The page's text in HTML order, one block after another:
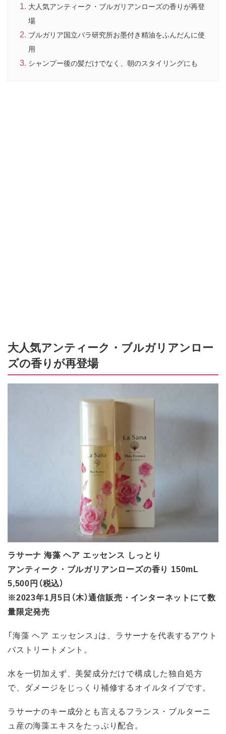
大人気アンティーク・ブルガリアンローズの香りが再登
場
ブルガリア国立バラ研究所お墨付き精油をふんだんに使
用
シャンプー後の髪だけでなく、朝のスタイリングにも
大人気アンティーク・ブルガリアンロー
ズの香りが再登場
ラサーナ 海藻 ヘア エッセンス しっとり
アンティーク・ブルガリアンローズの香り 150mL
5,500円（税込）
※2023年1月5日（木）通信販売・インターネットにて数
量限定発売
「海藻 ヘア エッセンス」は、ラサーナを代表するアウト
バストリートメント。
水を一切加えず、美髪成分だけで構成した独自処方
で、ダメージをじっくり補修するオイルタイプです。
ラサーナのキー成分とも言えるフランス・ブルターニ
ュ産の海藻エキスをたっぷり配合。